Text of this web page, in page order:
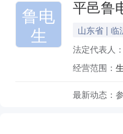
鲁电
生
平邑鲁
山东省 | 临
法定代表人：
经营范围：
最新动态：